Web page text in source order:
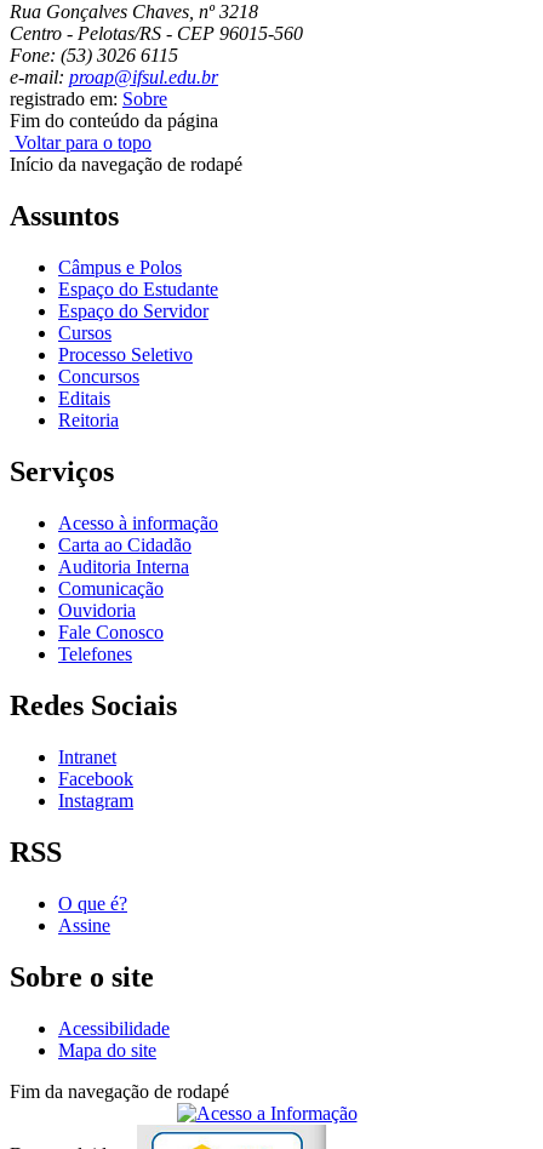
Rua Gonçalves Chaves, nº 3218
Centro - Pelotas/RS - CEP 96015-560
Fone: (53) 3026 6115
e-mail: proap@ifsul.edu.br
registrado em: Sobre
Fim do conteúdo da página
Voltar para o topo
Início da navegação de rodapé
Assuntos
Câmpus e Polos
Espaço do Estudante
Espaço do Servidor
Cursos
Processo Seletivo
Concursos
Editais
Reitoria
Serviços
Acesso à informação
Carta ao Cidadão
Auditoria Interna
Comunicação
Ouvidoria
Fale Conosco
Telefones
Redes Sociais
Intranet
Facebook
Instagram
RSS
O que é?
Assine
Sobre o site
Acessibilidade
Mapa do site
Fim da navegação de rodapé